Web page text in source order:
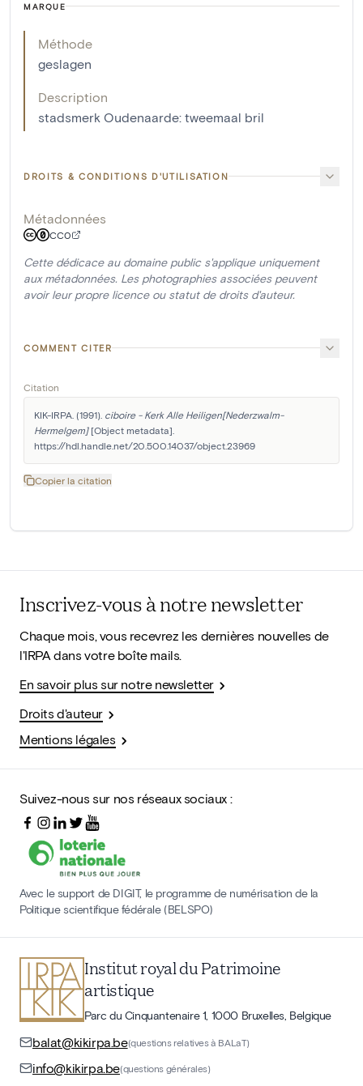
MARQUE
Méthode
geslagen
Description
stadsmerk Oudenaarde: tweemaal bril
DROITS & CONDITIONS D'UTILISATION
Métadonnées
CC0
Cette dédicace au domaine public s'applique uniquement
aux métadonnées. Les photographies associées peuvent
avoir leur propre licence ou statut de droits d'auteur.
COMMENT CITER
Citation
KIK-IRPA. (1991). ciboire - Kerk Alle Heiligen[Nederzwalm-
Hermelgem] [Object metadata].
https://hdl.handle.net/20.500.14037/object.23969
Copier la citation
Inscrivez-vous à notre newsletter
Chaque mois, vous recevrez les dernières nouvelles de
l'IRPA dans votre boîte mails.
En savoir plus sur notre newsletter
Droits d'auteur
Mentions légales
Suivez-nous sur nos réseaux sociaux :
Avec le support de DIGIT, le programme de numérisation de la
Politique scientifique fédérale (BELSPO)
Institut royal du Patrimoine
artistique
Parc du Cinquantenaire 1, 1000 Bruxelles, Belgique
balat@kikirpa.be(questions relatives à BALaT)
info@kikirpa.be(questions générales)